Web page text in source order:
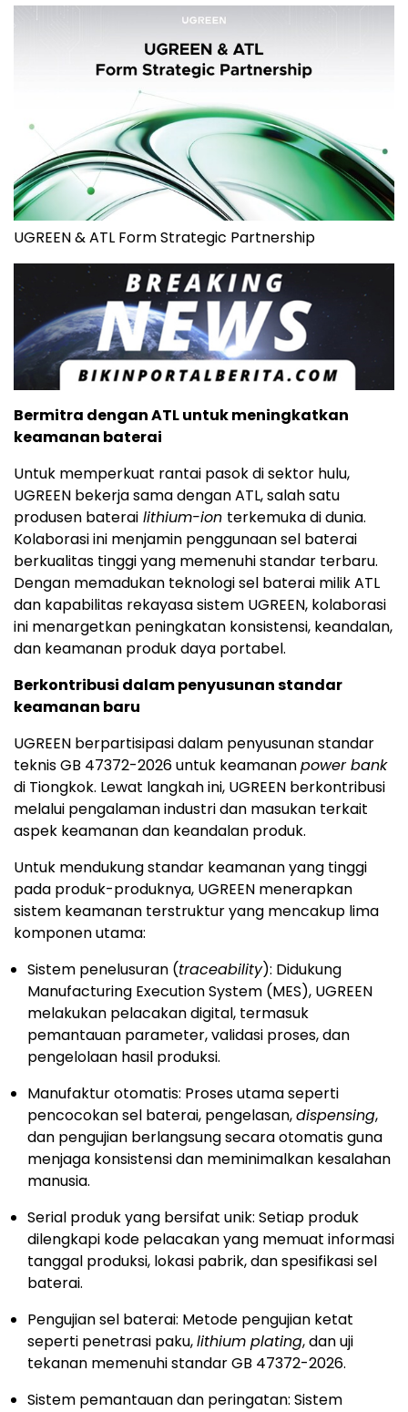
UGREEN & ATL Form Strategic Partnership
Bermitra dengan ATL untuk meningkatkan
keamanan baterai
Untuk memperkuat rantai pasok di sektor hulu,
UGREEN bekerja sama dengan ATL, salah satu
produsen baterai lithium-ion terkemuka di dunia.
Kolaborasi ini menjamin penggunaan sel baterai
berkualitas tinggi yang memenuhi standar terbaru.
Dengan memadukan teknologi sel baterai milik ATL
dan kapabilitas rekayasa sistem UGREEN, kolaborasi
ini menargetkan peningkatan konsistensi, keandalan,
dan keamanan produk daya portabel.
Berkontribusi dalam penyusunan standar
keamanan baru
UGREEN berpartisipasi dalam penyusunan standar
teknis GB 47372-2026 untuk keamananpower bank
di Tiongkok. Lewat langkah ini, UGREEN berkontribusi
melalui pengalaman industri dan masukan terkait
aspek keamanan dan keandalan produk.
Untuk mendukung standar keamanan yang tinggi
pada produk-produknya, UGREEN menerapkan
sistem keamanan terstruktur yang mencakup lima
komponen utama:
Sistem penelusuran (traceability): Didukung
Manufacturing Execution System (MES), UGREEN
melakukan pelacakan digital, termasuk
pemantauan parameter, validasi proses, dan
pengelolaan hasil produksi.
Manufaktur otomatis: Proses utama seperti
pencocokan sel baterai, pengelasan,dispensing,
dan pengujian berlangsung secara otomatis guna
menjaga konsistensi dan meminimalkan kesalahan
manusia.
Serial produk yang bersifat unik: Setiap produk
dilengkapi kode pelacakan yang memuat informasi
tanggal produksi, lokasi pabrik, dan spesifikasi sel
baterai.
Pengujian sel baterai: Metode pengujian ketat
seperti penetrasi paku,lithium plating, dan uji
tekanan memenuhi standar GB 47372-2026.
Sistem pemantauan dan peringatan: Sistem